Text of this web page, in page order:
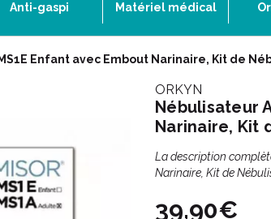
Anti-gaspi Matériel médical
Enfant avec Embout Narinaire, Kit de
ORKYN
Nébulisateur
Narinaire, Kit
La description
Narinaire, Kit de
39,90€